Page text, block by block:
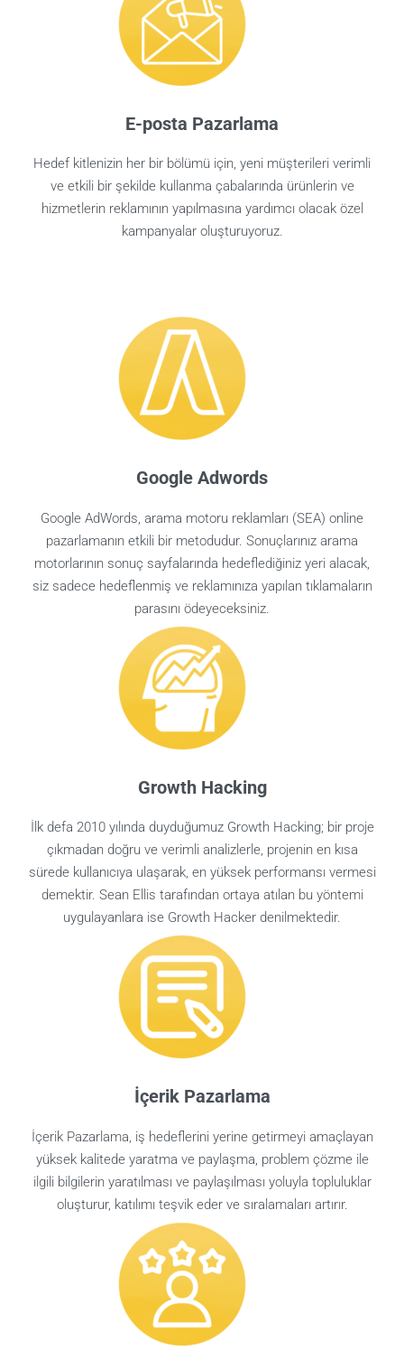
E-posta Pazarlama
Hedef kitlenizin her bir bölümü için, yeni müşterileri verimli
ve etkili bir şekilde kullanma çabalarında ürünlerin ve
hizmetlerin reklamının yapılmasına yardımcı olacak özel
kampanyalar oluşturuyoruz.
Google Adwords
Google AdWords, arama motoru reklamları (SEA) online
pazarlamanın etkili bir metodudur. Sonuçlarınız arama
motorlarının sonuç sayfalarında hedeflediğiniz yeri alacak,
siz sadece hedeflenmiş ve reklamınıza yapılan tıklamaların
parasını ödeyeceksiniz.
Growth Hacking
İlk defa 2010 yılında duyduğumuz Growth Hacking; bir proje
çıkmadan doğru ve verimli analizlerle, projenin en kısa
sürede kullanıcıya ulaşarak, en yüksek performansı vermesi
demektir. Sean Ellis tarafından ortaya atılan bu yöntemi
uygulayanlara ise Growth Hacker denilmektedir.
İçerik Pazarlama
İçerik Pazarlama, iş hedeflerini yerine getirmeyi amaçlayan
yüksek kalitede yaratma ve paylaşma, problem çözme ile
ilgili bilgilerin yaratılması ve paylaşılması yoluyla topluluklar
oluşturur, katılımı teşvik eder ve sıralamaları artırır.